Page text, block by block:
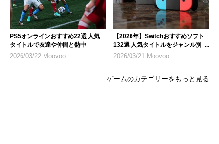
PS5オンラインおすすめ22選 人気
タイトルで友達や仲間と熱中
2026/03/22 Moovoo
【2026年】Switchおすすめソフト
132選 人気タイトルをジャンル別に
紹介
2026/03/21 Moovoo
ゲームのカテゴリーをもっと見る